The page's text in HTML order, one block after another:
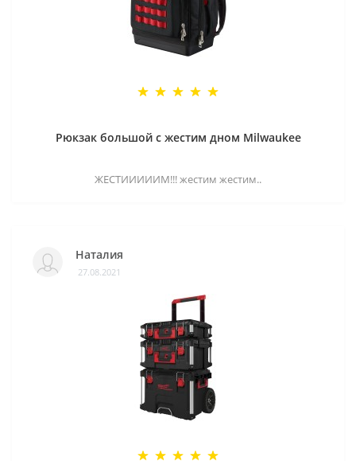
Рюкзак большой с жестим дном Milwaukee
ЖЕСТИИИИИМ!!! жестим жестим..
Наталия
27.08.2021